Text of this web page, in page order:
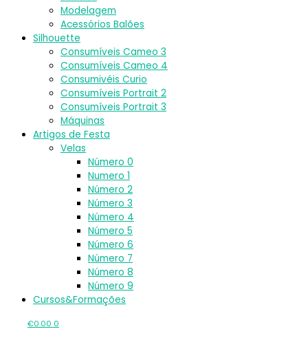
Modelagem
Acessórios Balões
Silhouette
Consumíveis Cameo 3
Consumíveis Cameo 4
Consumivéis Curio
Consumíveis Portrait 2
Consumíveis Portrait 3
Máquinas
Artigos de Festa
Velas
Número 0
Numero 1
Número 2
Número 3
Número 4
Número 5
Número 6
Número 7
Número 8
Número 9
Cursos&Formações
€0.00 0